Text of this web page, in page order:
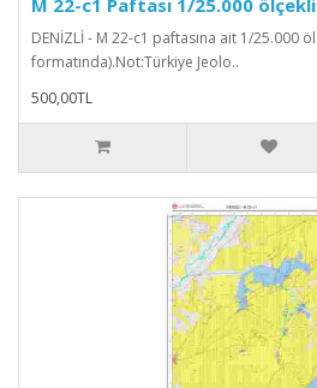
DENİZLİ - M 22-c1 paftasına ait 1/25.000
formatında).Not:Türkiye Jeolo..
500,00TL